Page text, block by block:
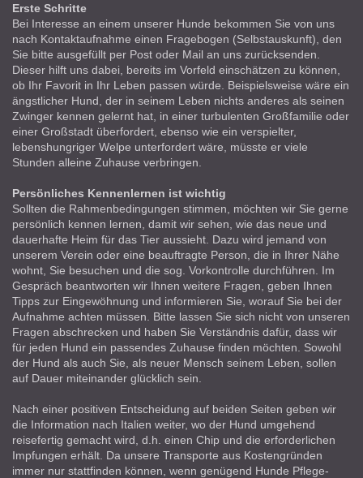
Erste Schritte
Bei Interesse an einem unserer Hunde bekommen Sie von uns
nach Kontaktaufnahme einen Fragebogen (Selbstauskunft), den
Sie bitte ausgefüllt per Post oder Mail an uns zurücksenden.
Dieser hilft uns dabei, bereits im Vorfeld einschätzen zu können,
ob Ihr Favorit in Ihr Leben passen würde. Beispielsweise wäre ein
ängstlicher Hund, der in seinem Leben nichts anderes als seinen
Zwinger kennen gelernt hat, in einer turbulenten Großfamilie oder
einer Großstadt überfordert, ebenso wie ein verspielter,
lebenshungriger Welpe unterfordert wäre, müsste er viele
Stunden alleine Zuhause verbringen.
Persönliches Kennenlernen ist wichtig
Sollten die Rahmenbedingungen stimmen, möchten wir Sie gerne
persönlich kennen lernen, damit wir sehen, wie das neue und
dauerhafte Heim für das Tier aussieht. Dazu wird jemand von
unserem Verein oder eine beauftragte Person, die in Ihrer Nähe
wohnt, Sie besuchen und die sog. Vorkontrolle durchführen. Im
Gespräch beantworten wir Ihnen weitere Fragen, geben Ihnen
Tipps zur Eingewöhnung und informieren Sie, worauf Sie bei der
Aufnahme achten müssen. Bitte lassen Sie sich nicht von unseren
Fragen abschrecken und haben Sie Verständnis dafür, dass wir
für jeden Hund ein passendes Zuhause finden möchten. Sowohl
der Hund als auch Sie, als neuer Mensch seinem Leben, sollen
auf Dauer miteinander glücklich sein.
Nach einer positiven Entscheidung auf beiden Seiten geben wir
die Information nach Italien weiter, wo der Hund umgehend
reisefertig gemacht wird, d.h. einen Chip und die erforderlichen
Impfungen erhält. Da unsere Transporte aus Kostengründen
immer nur stattfinden können, wenn genügend Hunde Pflege-